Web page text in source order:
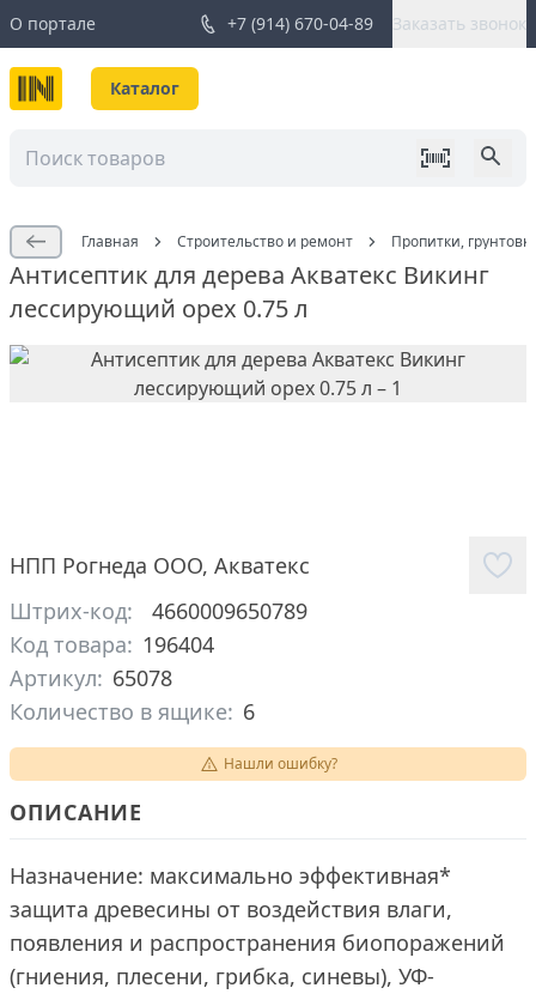
О портале +7 (914) 670-04-89 Заказать звонок
Каталог
Главная Строительство и ремонт Пропитки,
Антисептик для дерева Акватекс Викинг
лессирующий орех 0.75 л
НПП Рогнеда ООО, Акватекс
Штрих-код:
4660009650789
Код товара: 196404
Артикул: 65078
Количество в ящике: 6
Нашли ошибку?
ОПИСАНИЕ
Назначение: максимально эффективная*
защита древесины от воздействия влаги,
появления и распространения биопоражений
(гниения, плесени, грибка, синевы), УФ-